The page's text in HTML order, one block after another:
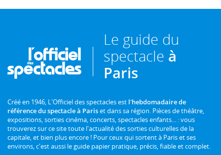
Le guide du
spectacle à
Paris
Créé en 1946, L'Officiel des spectacles est l'hebdomadaire de
référence du spectacle à Pariset dans sa région. Pièces de théâtre,
expositions, sorties cinéma, concerts, spectacles enfants... : vous
trouverez sur ce site toute l'actualité des sorties culturelles de la
capitale, et bien plus encore ! Pour ceux qui sortent à Paris et ses
environs, c'est aussi le guide papier pratique, précis, fiable et complet.